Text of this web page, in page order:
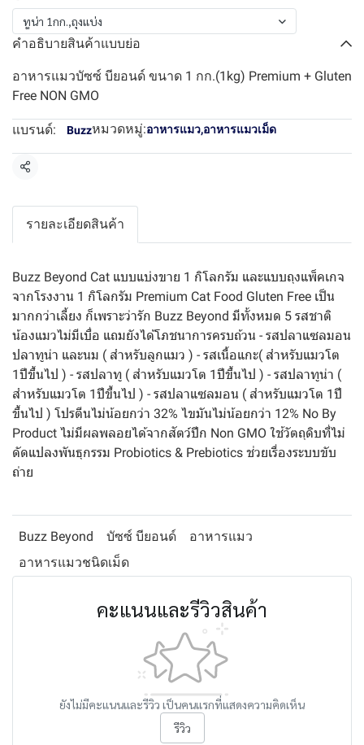
ทูน่า 1กก.,ถุงแบ่ง
คำอธิบายสินค้าแบบย่อ
อาหารแมวบัซซ์ บียอนด์ ขนาด 1 กก.(1kg) Premium + Gluten
Free NON GMO
แบรนด์: Buzzหมวดหมู่:อาหารแมว,อาหารแมวเม็ด
แชร์
รายละเอียดสินค้า
Buzz Beyond Cat แบบแบ่งขาย 1 กิโลกรัม และแบบถุงแพ็คเกจ
จากโรงงาน 1 กิโลกรัม Premium Cat Food Gluten Free เป็น
มากกว่าเลี้ยง ก็เพราะว่ารัก Buzz Beyond มีทั้งหมด 5 รสชาติ
น้องแมวไม่มีเบื่อ แถมยังได้โภชนาการครบถ้วน - รสปลาแซลมอน
ปลาทูน่า และนม ( สำหรับลูกแมว ) - รสเนื้อแกะ( สำหรับแมวโต
1ปีขึ้นไป ) - รสปลาทู ( สำหรับแมวโต 1ปีขึ้นไป ) - รสปลาทูน่า (
สำหรับแมวโต 1ปีขึ้นไป ) - รสปลาแซลมอน ( สำหรับแมวโต 1ปี
ขึ้นไป ) โปรตีนไม่น้อยกว่า 32% ไขมันไม่น้อยกว่า 12% No By
Product ไม่มีผลพลอยได้จากสัตว์ปีก Non GMO ใช้วัตถุดิบที่ไม่
ดัดแปลงพันธุกรรม Probiotics & Prebiotics ช่วยเรื่องระบบขับ
ถ่าย
Buzz Beyond บัซซ์ บียอนด์
อาหารแมว
อาหารแมวชนิดเม็ด
คะแนนและรีวิวสินค้า
ยังไม่มีคะแนนและรีวิว เป็นคนแรกที่แสดงความคิดเห็น
รีวิว